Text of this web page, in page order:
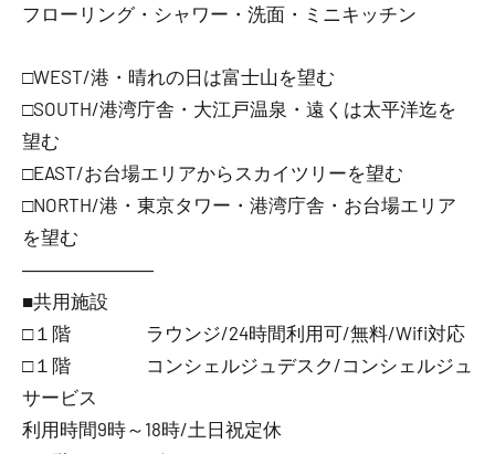
フローリング・シャワー・洗面・ミニキッチン
□WEST/港・晴れの日は富士山を望む
□SOUTH/港湾庁舎・大江戸温泉・遠くは太平洋迄を
望む
□EAST/お台場エリアからスカイツリーを望む
□NORTH/港・東京タワー・港湾庁舎・お台場エリア
を望む
―――――――
■共用施設
□１階 ラウンジ/24時間利用可/無料/Wifi対応
□１階 コンシェルジュデスク/コンシェルジュ
サービス
利用時間9時～18時/土日祝定休